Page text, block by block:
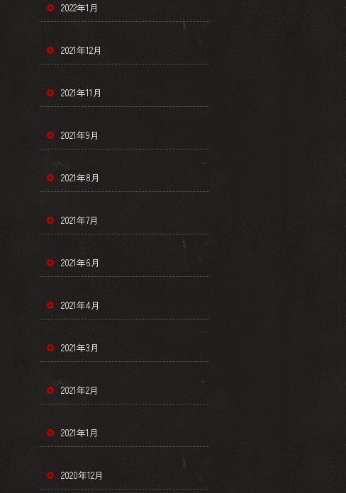
2022年1月
2021年12月
2021年11月
2021年9月
2021年8月
2021年7月
2021年6月
2021年4月
2021年3月
2021年2月
2021年1月
2020年12月